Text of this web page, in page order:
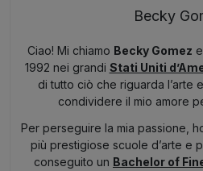
Becky
Ciao! Mi chiamo Becky Gomez
1992 nei grandi Stati Uniti
di tutto ciò che riguarda l’arte
condividere il mio amore
Per perseguire la mia passione,
più prestigiose scuole d’arte e
conseguito un Bachelor of